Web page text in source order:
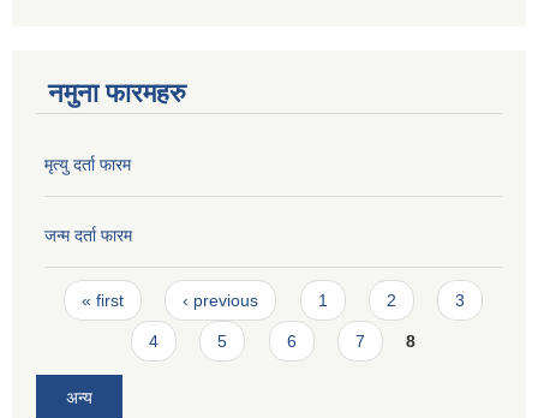
नमुना फारमहरु
मृत्यु दर्ता फारम
जन्म दर्ता फारम
Pages
« first ‹ previous 1 2 3
4 5 6 7 8
अन्य